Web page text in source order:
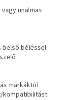
unalmas
belső béléssel
márkáktól
kompatibilitást